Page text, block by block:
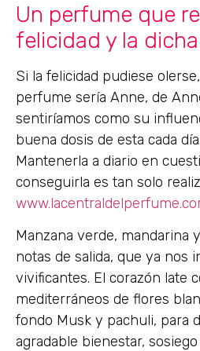
Un perfume que
felicidad y la dicha
Si la felicidad pudiese
perfume sería Anne, de
sentiríamos como su
buena dosis de esta cada día.
Mantenerla a diario en
conseguirla es tan solo
Manzana verde, mandarina
notas de salida, que ya nos
vivificantes. El corazón late
mediterráneos de flores
fondo Musk y pachuli, para
agradable bienestar,